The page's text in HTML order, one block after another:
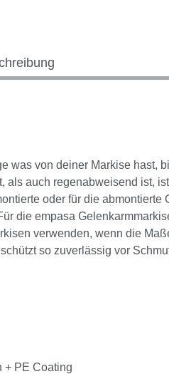
was von deiner Markise hast,
als auch regenabweisend ist,
oder für die
die empasa
verwenden, wenn die
schützt so zuverlässig vor
+ PE Coating